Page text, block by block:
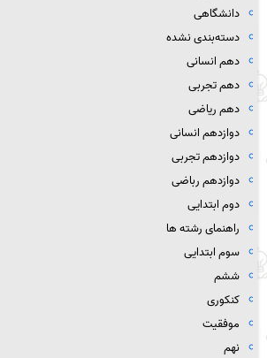
دانشگاهی
دسته‌بندی نشده
دهم انسانی
دهم تجربی
دهم ریاضی
دوازدهم انسانی
دوازدهم تجربی
دوازدهم رباضی
دوم ابتدایی
راهنمای رشته ها
سوم ابتدایی
ششم
کنکوری
موفقیت
نهم